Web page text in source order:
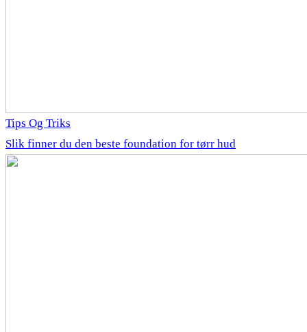
Tips Og Triks
Slik finner du den beste foundation for tørr hud